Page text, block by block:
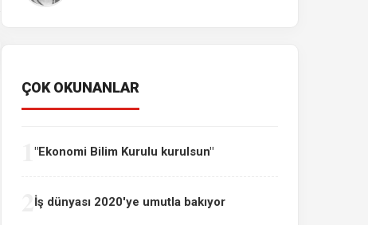
ÇOK OKUNANLAR
"Ekonomi Bilim Kurulu kurulsun"
İş dünyası 2020'ye umutla bakıyor